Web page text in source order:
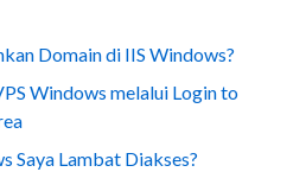
Domain di IIS Windows?
Windows melalui Login to
Saya Lambat Diakses?